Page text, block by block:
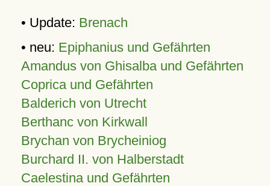
• Update: Brenach
• neu: Epiphanius und Gefährten
Amandus von Ghisalba und Gefährten
Coprica und Gefährten
Balderich von Utrecht
Berthanc von Kirkwall
Brychan von Brycheiniog
Burchard II. von Halberstadt
Caelestina und Gefährten